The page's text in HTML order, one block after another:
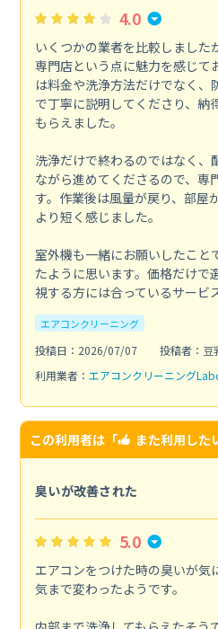
4.0
いくつかの業者を比較しました
専門店という点に魅力を感じて
は料金や洗浄方法だけでなく、
で丁寧に説明してくださり、納
もらえました。
洗浄だけで終わるのではなく、
ながら進めてくださるので、専
す。作業後は風量が戻り、部屋
より短く感じました。
室外機も一緒にお願いしたこと
たように思います。価格だけで
視する方には合っているサービ
エアコンクリーニング
投稿日：2026/07/07
投稿者：豆
利用業者： エアコンクリーニング
この利用者は「 また利用した
臭いが改善された
5.0
エアコンをつけた時の臭いが気
気まで変わったようです。